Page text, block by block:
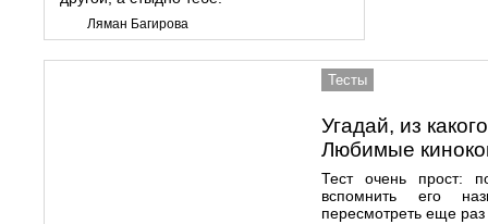
Ляман Багирова
Тесты
Угадай, из
Любимые
Тест очень прост:
вспомнить его
пересмотреть еще